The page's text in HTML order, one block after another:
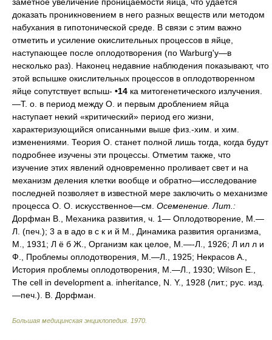
доказать проникновением в него разных веществ или методом
набухания в гипотонической среде. В связи с этим важно
отметить и усиление окислительных процессов в яйце,
наступающее после оплодотворения (по Warburg'у—в
несколько раз). Наконец недавние наблюдения показывают, что
этой вспышке окислительных процессов в оплодотворенном
яйце сопутствует вспыш- •14 ка митогенетического излучения.
—Т. о. в период между О. и первым дроблением яйца
наступает некий «критический» период его жизни,
характеризующийся описанными выше физ.-хим. и хим.
изменениями. Теория О. станет полной лишь тогда, когда будут
подробнее изучены эти процессы. Отметим также, что
изучение этих явлений одновременно проливает свет и на
механизм деления клетки вообще и обратно—исследование
последней позволяет в известной мере заключить о механизме
процесса О. О. искусственное—см. Осеменение. Лит.:
Дорфман В., Механика развития, ч. 1— Оплодотворение, М.—
Л. (печ.); 3 а в адо в с к и й М., Динамика развития организма,
М., 1931; Л ё б Ж., Организм как целое, М.—-Л., 1926; Л ил л и
Ф., Проблемы оплодотворения, М.—Л., 1925; Некрасов А.,
История проблемы оплодотворения, М.—Л., 1930; Wilson E.,
The cell in development a. inheritance, N. Y., 1928 (лит.; рус. изд.
—печ.). В. Дорфман.
Большая медицинская энциклопедия 1970